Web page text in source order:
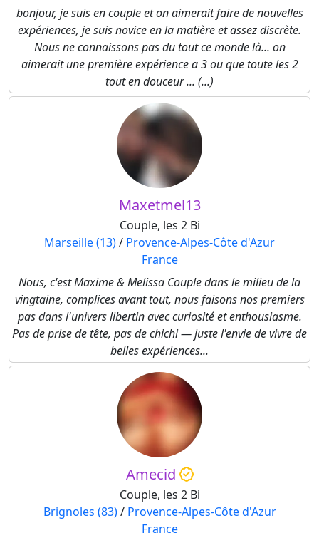
bonjour, je suis en couple et on aimerait faire de nouvelles
expériences, je suis novice en la matière et assez discrète.
Nous ne connaissons pas du tout ce monde là... on
aimerait une première expérience a 3 ou que toute les 2
tout en douceur ... (...)
Maxetmel13
Couple, les 2 Bi
Marseille (13)/ Provence-Alpes-Côte d'Azur
France
Nous, c'est Maxime & Melissa Couple dans le milieu de la
vingtaine, complices avant tout, nous faisons nos premiers
pas dans l'univers libertin avec curiosité et enthousiasme.
Pas de prise de tête, pas de chichi — juste l'envie de vivre de
belles expériences...
Amecid
Couple, les 2 Bi
Brignoles (83)/ Provence-Alpes-Côte d'Azur
France